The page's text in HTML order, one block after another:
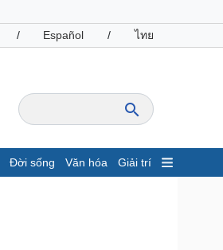
/ Español / ไทย
Đời sống Văn hóa Giải trí